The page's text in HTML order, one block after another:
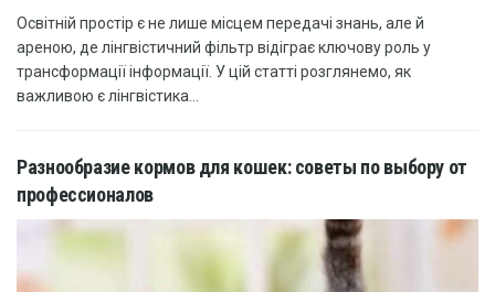
Освітній простір є не лише місцем передачі знань, але й
ареною, де лінгвістичний фільтр відіграє ключову роль у
трансформації інформації. У цій статті розглянемо, як
важливою є лінгвістика...
Разнообразие кормов для кошек: советы по выбору от
профессионалов